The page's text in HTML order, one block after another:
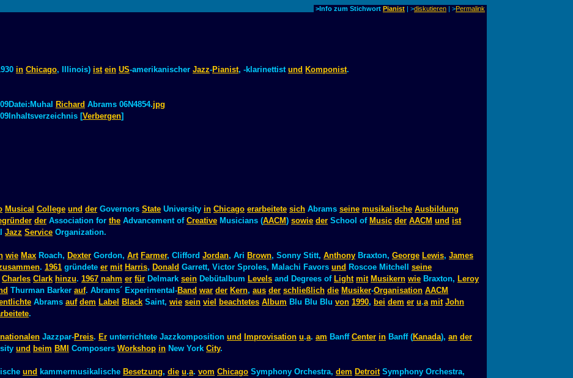
>Info zum Stichwort Pianist | >diskutieren | >Permalink
in Chicago, Illinois) ist ein US-amerikanischer Jazz-Pianist, -klarinettist und Komponist.
Richard Abrams 06N4854.jpg
[Verbergen]
Musical College und der Governors State University in Chicago erarbeitete sich Abrams seine musikalische Ausbildung
der Association for the Advancement of Creative Musicians (AACM) sowie der School of Music der AACM und ist
Jazz Service Organization.
wie Max Roach, Dexter Gordon, Art Farmer, Clifford Jordan, Ari Brown, Sonny Stitt, Anthony Braxton, George Lewis, James
. 1961 gründete er mit Harris, Donald Garrett, Victor Sproles, Malachi Favors und Roscoe Mitchell seine
Charles Clark hinzu. 1967 nahm er für Delmark sein Debütalbum Levels and Degrees of Light mit Musikern wie Braxton, Leroy
Thurman Barker auf. Abrams´ Experimental-Band war der Kern, aus der schließlich die Musiker-Organisation AACM
Abrams auf dem Label Black Saint, wie sein viel beachtetes Album Blu Blu Blu von 1990, bei dem er u.a mit John
.
Jazzpar-Preis. Er unterrichtete Jazzkomposition und Improvisation u.a. am Banff Center in Banff (Kanada), an der
und beim BMI Composers Workshop in New York City.
und kammermusikalische Besetzung, die u.a. vom Chicago Symphony Orchestra, dem DetroitSymphony Orchestra,